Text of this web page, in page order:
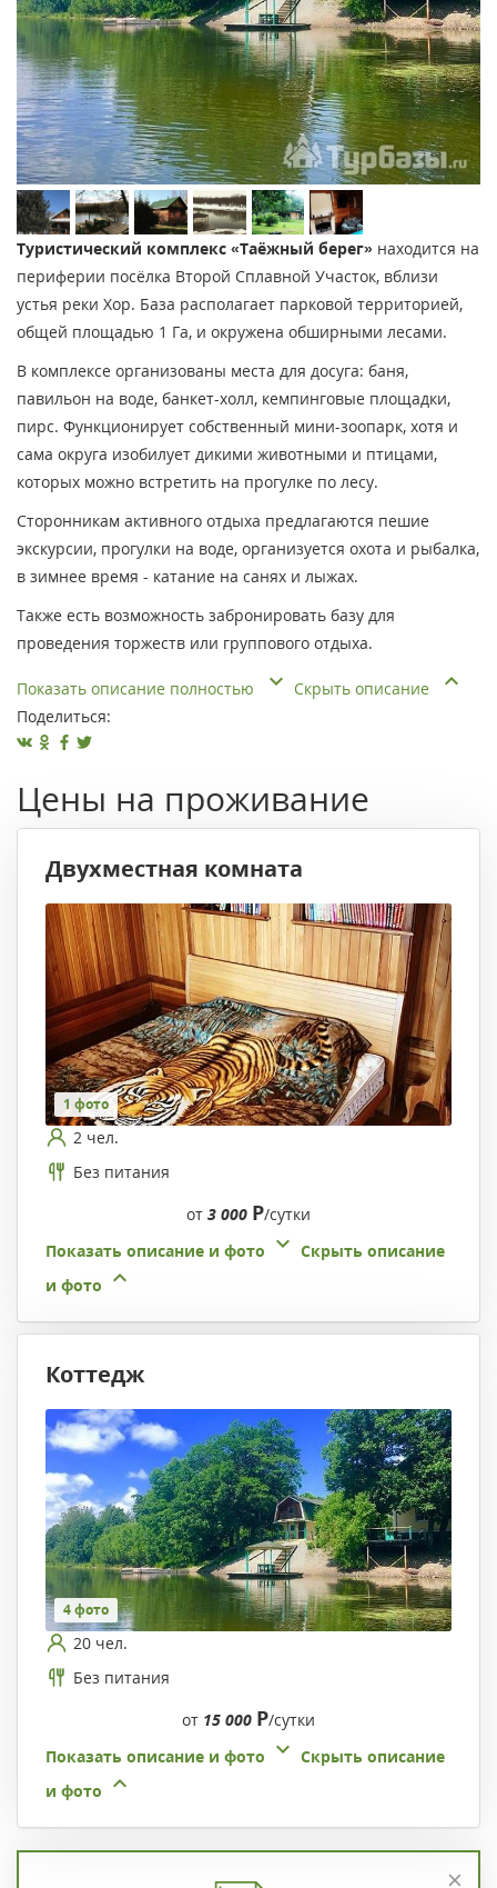
Туристический комплекс «Таёжный берег» находится на
периферии посёлка Второй Сплавной Участок, вблизи
устья реки Хор. База располагает парковой территорией,
общей площадью 1 Га, и окружена обширными лесами.
В комплексе организованы места для досуга: баня,
павильон на воде, банкет-холл, кемпинговые площадки,
пирс. Функционирует собственный мини-зоопарк, хотя и
сама округа изобилует дикими животными и птицами,
которых можно встретить на прогулке по лесу.
Сторонникам активного отдыха предлагаются пешие
экскурсии, прогулки на воде, организуется охота и рыбалка,
в зимнее время - катание на санях и лыжах.
Также есть возможность забронировать базу для
проведения торжеств или группового отдыха.
Показать описание полностью
Скрыть описание
Поделиться:
Цены на проживание
Двухместная комната
1 фото
2 чел.
Без питания
от 3 000 Р/сутки
Показать описание и фото
Скрыть описание
и фото
Коттедж
4 фото
20 чел.
Без питания
от 15 000 Р/сутки
Показать описание и фото
Скрыть описание
и фото